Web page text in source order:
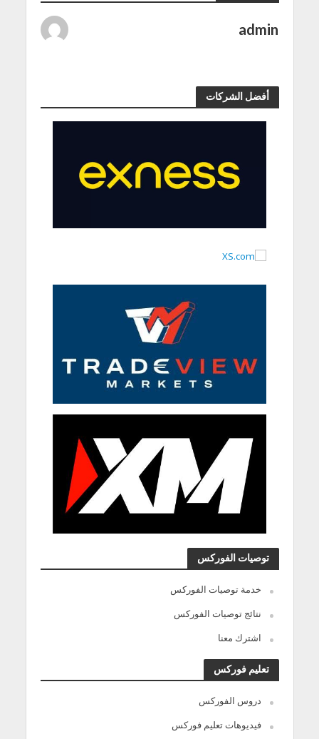
admin
أفضل الشركات
توصيات الفوركس
خدمة توصيات الفوركس
نتائج توصيات الفوركس
اشترك معنا
تعليم فوركس
دروس الفوركس
فيديوهات تعليم فوركس